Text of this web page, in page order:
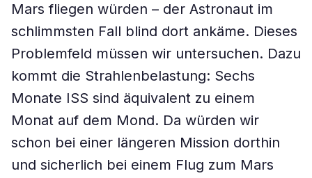
Mars fliegen würden – der Astronaut im
schlimmsten Fall blind dort ankäme. Dieses
Problemfeld müssen wir untersuchen. Dazu
kommt die Strahlenbelastung: Sechs
Monate ISS sind äquivalent zu einem
Monat auf dem Mond. Da würden wir
schon bei einer längeren Mission dorthin
und sicherlich bei einem Flug zum Mars